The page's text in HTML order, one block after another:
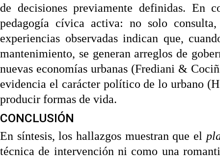
de decisiones previamente definidas. En
pedagogía cívica activa: no solo
experiencias observadas indican que,
mantenimiento, se generan arreglos de
nuevas economías urbanas (Frediani &
evidencia el carácter político de lo urbano
producir formas de vida.
CONCLUSIÓN
En síntesis, los hallazgos muestran que el
técnica de intervención ni como una